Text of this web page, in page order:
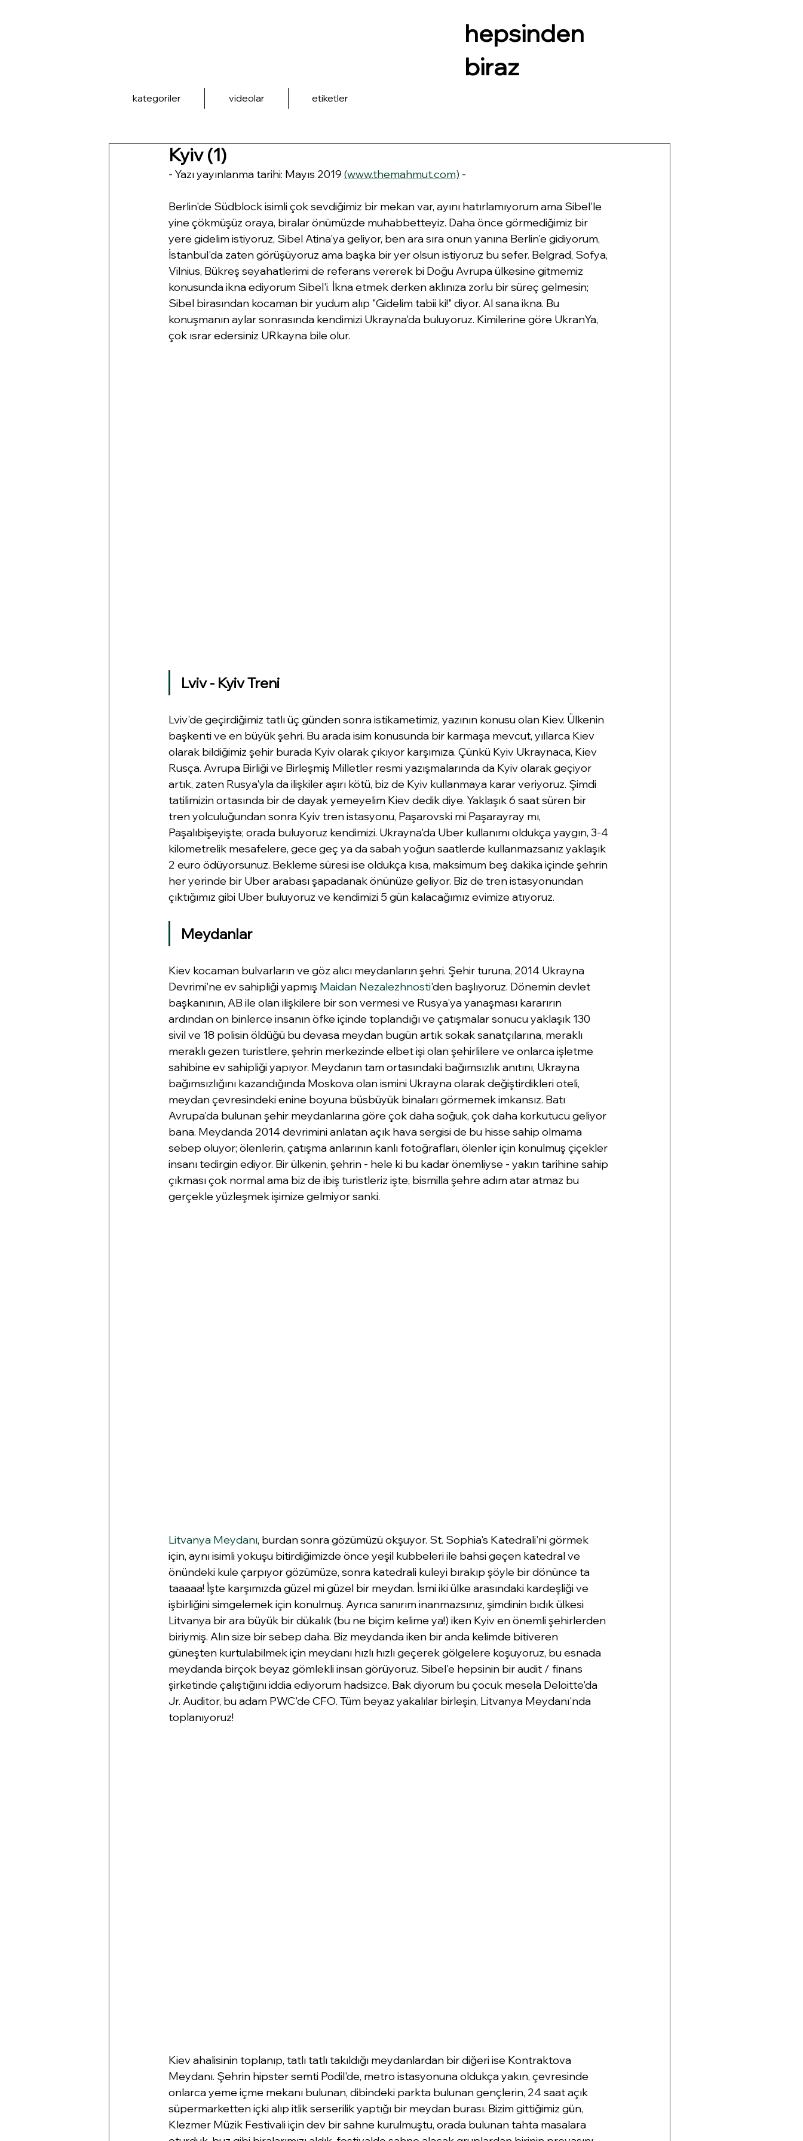
hepsinden
biraz
Kyiv (1)
- Yazı yayınlanma tarihi: Mayıs 2019 (www.themahmut.com) -
Berlin'de Südblock isimli çok sevdiğimiz bir mekan var, ayını hatırlamıyorum ama Sibel'le
yine çökmüşüz oraya, biralar önümüzde muhabbetteyiz. Daha önce görmediğimiz bir
yere gidelim istiyoruz, Sibel Atina'ya geliyor, ben ara sıra onun yanına Berlin'e gidiyorum,
İstanbul'da zaten görüşüyoruz ama başka bir yer olsun istiyoruz bu sefer. Belgrad, Sofya,
Vilnius, Bükreş seyahatlerimi de referans vererek bi Doğu Avrupa ülkesine gitmemiz
konusunda ikna ediyorum Sibel'i. İkna etmek derken aklınıza zorlu bir süreç gelmesin;
Sibel birasından kocaman bir yudum alıp "Gidelim tabii ki!" diyor. Al sana ikna. Bu
konuşmanın aylar sonrasında kendimizi Ukrayna'da buluyoruz. Kimilerine göre UkranYa,
çok ısrar edersiniz URkayna bile olur.
Lviv - Kyiv Treni
Lviv'de geçirdiğimiz tatlı üç günden sonra istikametimiz, yazının konusu olan Kiev. Ülkenin
başkenti ve en büyük şehri. Bu arada isim konusunda bir karmaşa mevcut, yıllarca Kiev
olarak bildiğimiz şehir burada Kyiv olarak çıkıyor karşımıza. Çünkü Kyiv Ukraynaca, Kiev
Rusça. Avrupa Birliği ve Birleşmiş Milletler resmi yazışmalarında da Kyiv olarak geçiyor
artık, zaten Rusya'yla da ilişkiler aşırı kötü, biz de Kyiv kullanmaya karar veriyoruz. Şimdi
tatilimizin ortasında bir de dayak yemeyelim Kiev dedik diye. Yaklaşık 6 saat süren bir
tren yolculuğundan sonra Kyiv tren istasyonu, Paşarovski mi Paşarayray mı,
Paşalıbişeyişte; orada buluyoruz kendimizi. Ukrayna'da Uber kullanımı oldukça yaygın, 3-4
kilometrelik mesafelere, gece geç ya da sabah yoğun saatlerde kullanmazsanız yaklaşık
2 euro ödüyorsunuz. Bekleme süresi ise oldukça kısa, maksimum beş dakika içinde şehrin
her yerinde bir Uber arabası şapadanak önünüze geliyor. Biz de tren istasyonundan
çıktığımız gibi Uber buluyoruz ve kendimizi 5 gün kalacağımız evimize atıyoruz.
Meydanlar
Kiev kocaman bulvarların ve göz alıcı meydanların şehri. Şehir turuna, 2014 Ukrayna
Devrimi'ne ev sahipliği yapmış Maidan Nezalezhnosti'den başlıyoruz. Dönemin devlet
başkanının, AB ile olan ilişkilere bir son vermesi ve Rusya'ya yanaşması kararırın
ardından on binlerce insanın öfke içinde toplandığı ve çatışmalar sonucu yaklaşık 130
sivil ve 18 polisin öldüğü bu devasa meydan bugün artık sokak sanatçılarına, meraklı
meraklı gezen turistlere, şehrin merkezinde elbet işi olan şehirlilere ve onlarca işletme
sahibine ev sahipliği yapıyor. Meydanın tam ortasındaki bağımsızlık anıtını, Ukrayna
bağımsızlığını kazandığında Moskova olan ismini Ukrayna olarak değiştirdikleri oteli,
meydan çevresindeki enine boyuna büsbüyük binaları görmemek imkansız. Batı
Avrupa'da bulunan şehir meydanlarına göre çok daha soğuk, çok daha korkutucu geliyor
bana. Meydanda 2014 devrimini anlatan açık hava sergisi de bu hisse sahip olmama
sebep oluyor; ölenlerin, çatışma anlarının kanlı fotoğrafları, ölenler için konulmuş çiçekler
insanı tedirgin ediyor. Bir ülkenin, şehrin - hele ki bu kadar önemliyse - yakın tarihine sahip
çıkması çok normal ama biz de ibiş turistleriz işte, bismilla şehre adım atar atmaz bu
gerçekle yüzleşmek işimize gelmiyor sanki.
Litvanya Meydanı, burdan sonra gözümüzü okşuyor. St. Sophia's Katedrali'ni görmek
için, aynı isimli yokuşu bitirdiğimizde önce yeşil kubbeleri ile bahsi geçen katedral ve
önündeki kule çarpıyor gözümüze, sonra katedrali kuleyi bırakıp şöyle bir dönünce ta
taaaaa! İşte karşımızda güzel mi güzel bir meydan. İsmi iki ülke arasındaki kardeşliği ve
işbirliğini simgelemek için konulmuş. Ayrıca sanırım inanmazsınız, şimdinin bıdık ülkesi
Litvanya bir ara büyük bir dükalık (bu ne biçim kelime ya!) iken Kyiv en önemli şehirlerden
biriymiş. Alın size bir sebep daha. Biz meydanda iken bir anda kelimde bitiveren
güneşten kurtulabilmek için meydanı hızlı hızlı geçerek gölgelere koşuyoruz, bu esnada
meydanda birçok beyaz gömlekli insan görüyoruz. Sibel'e hepsinin bir audit / finans
şirketinde çalıştığını iddia ediyorum hadsizce. Bak diyorum bu çocuk mesela Deloitte'da
Jr. Auditor, bu adam PWC'de CFO. Tüm beyaz yakalılar birleşin, Litvanya Meydanı'nda
toplanıyoruz!
Kiev ahalisinin toplanıp, tatlı tatlı takıldığı meydanlardan bir diğeri ise Kontraktova
Meydanı. Şehrin hipster semti Podil'de, metro istasyonuna oldukça yakın, çevresinde
onlarca yeme içme mekanı bulunan, dibindeki parkta bulunan gençlerin, 24 saat açık
süpermarketten içki alıp itlik serserilik yaptığı bir meydan burası. Bizim gittiğimiz gün,
Klezmer Müzik Festivali için dev bir sahne kurulmuştu, orada bulunan tahta masalara
kategoriler videolar etiketler